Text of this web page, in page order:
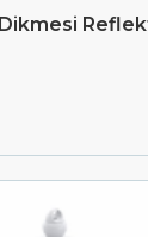
Dikmesi